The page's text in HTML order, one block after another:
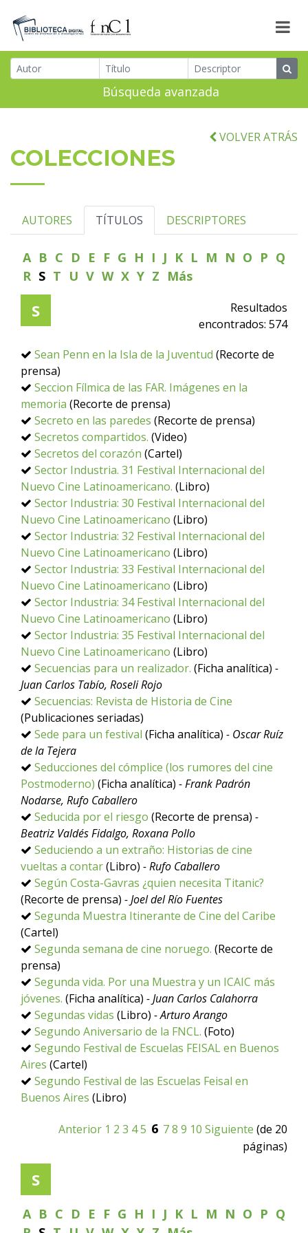
Búsqueda avanzada
VOLVER ATRÁS
COLECCIONES
AUTORES TÍTULOS DESCRIPTORES
A B C D E F G H I J K L M N O P Q
R S T U V W X Y Z Más
S
Resultados
encontrados: 574
Sean Penn en la Isla de la Juventud (Recorte de
prensa)
Seccion Fílmica de las FAR. Imágenes en la
memoria (Recorte de prensa)
Secreto en las paredes (Recorte de prensa)
Secretos compartidos. (Video)
Secretos del corazón (Cartel)
Sector Industria. 31 Festival Internacional del
Nuevo Cine Latinoamericano. (Libro)
Sector Industria: 30 Festival Internacional del
Nuevo Cine Latinoamericano (Libro)
Sector Industria: 32 Festival Internacional del
Nuevo Cine Latinoamericano (Libro)
Sector Industria: 33 Festival Internacional del
Nuevo Cine Latinoamericano (Libro)
Sector Industria: 34 Festival Internacional del
Nuevo Cine Latinoamericano (Libro)
Sector Industria: 35 Festival Internacional del
Nuevo Cine Latinoamericano (Libro)
Secuencias para un realizador. (Ficha analítica) -
Juan Carlos Tabío, Roseli Rojo
Secuencias: Revista de Historia de Cine
(Publicaciones seriadas)
Sede para un festival (Ficha analítica) - Oscar Ruíz
de la Tejera
Seducciones del cómplice (los rumores del cine
Postmoderno) (Ficha analítica) - Frank Padrón
Nodarse, Rufo Caballero
Seducida por el riesgo (Recorte de prensa) -
Beatriz Valdés Fidalgo, Roxana Pollo
Seduciendo a un extraño: Historias de cine
vueltas a contar(Libro) - Rufo Caballero
Según Costa-Gavras ¿quien necesita Titanic?
(Recorte de prensa) - Joel del Río Fuentes
Segunda Muestra Itinerante de Cine del Caribe
(Cartel)
Segunda semana de cine noruego. (Recorte de
prensa)
Segunda vida. Por una Muestra y un ICAIC más
jóvenes. (Ficha analítica) - Juan Carlos Calahorra
Segundas vidas (Libro) - Arturo Arango
Segundo Aniversario de la FNCL. (Foto)
Segundo Festival de Escuelas FEISAL en Buenos
Aires (Cartel)
Segundo Festival de las Escuelas Feisal en
Buenos Aires (Libro)
Anterior 1 2 3 45 6 78 9 10 Siguiente (de 20
páginas)
S
A B C D E F G H I J K L M N O P Q